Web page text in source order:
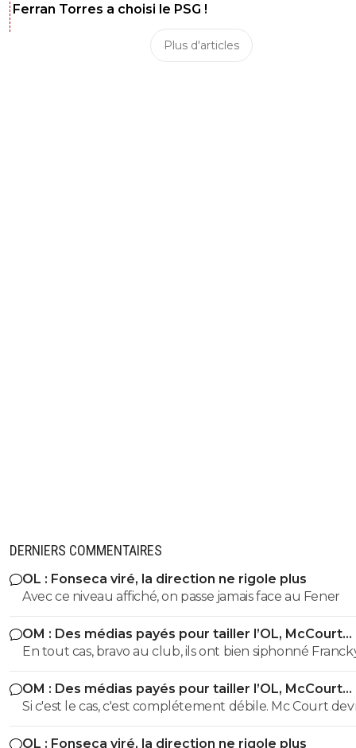
Ferran Torres a choisi le PSG !
Plus d'articles
DERNIERS COMMENTAIRES
OL : Fonseca viré, la direction ne rigole plus
Avec ce niveau affiché, on passe jamais face au Fener
OM : Des médias payés pour tailler l’OL, McCourt
accusé
En tout cas, bravo au club, ils ont bien siphonné
pour 0 trophée. Il a dépensé 2 à 4 fois plus que Louis-
Dreyfus qui avait remporté 4 titres ce qui était déjà
OM : Des médias payés pour tailler l’OL, McCourt
accusé
Si c'est le cas, c'est complétement débile. Mc Court
savoir s'entourer. Du mal à comprendre comment un
homme d'affaire à la tête d'une fortune estimé à 1,38
OL : Fonseca viré, la direction ne rigole plus